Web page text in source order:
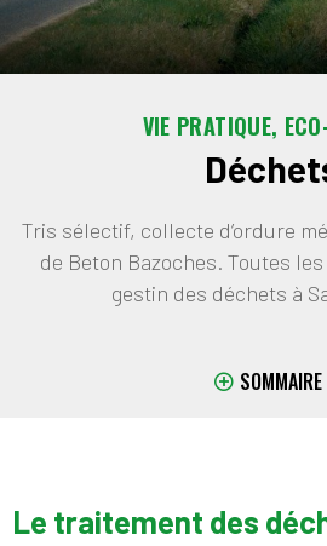
VIE PRATIQUE,
Tris sélectif, collecte d’ordure
de Beton Bazoches. Toutes
gestin des déchets à
SOMMAIRE
Le traitement des